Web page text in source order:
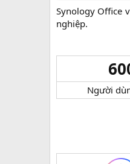
Synology Office
nghiệp.
Người